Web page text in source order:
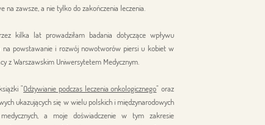
na zawsze, a nie tylko do zakończenia leczenia.
kilka lat prowadziłam badania dotyczące wpływu
na powstawanie i rozwój nowotworów piersi u kobiet w
z Warszawskim Uniwersytetem Medycznym.
"Odżywianie podczas leczenia onkologicznego" oraz
ukazujących się w wielu polskich i międzynarodowych
a moje doświadczenie w tym zakresie